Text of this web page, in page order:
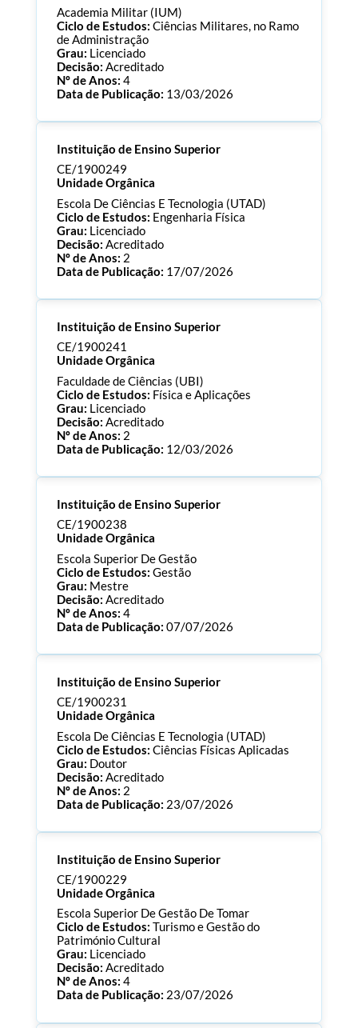
Academia Militar (IUM)
Ciclo de Estudos: Ciências Militares, no Ramo
de Administração
Grau: Licenciado
Decisão: Acreditado
Nº de Anos: 4
Data de Publicação: 13/03/2026
Processo:
CE/1900254
ECTS:180.0
Consultar Documentos
Instituição de Ensino Superior
CE/1900249
Unidade Orgânica
Escola De Ciências E Tecnologia (UTAD)
Ciclo de Estudos: Engenharia Física
Grau: Licenciado
Decisão: Acreditado
Nº de Anos: 2
Data de Publicação: 17/07/2026
Processo:
CE/1900249
ECTS:180.0
Consultar Documentos
Instituição de Ensino Superior
CE/1900241
Unidade Orgânica
Faculdade de Ciências (UBI)
Ciclo de Estudos: Física e Aplicações
Grau: Licenciado
Decisão: Acreditado
Nº de Anos: 2
Data de Publicação: 12/03/2026
Processo:
CE/1900241
ECTS:180.0
Consultar Documentos
Instituição de Ensino Superior
CE/1900238
Unidade Orgânica
Escola Superior De Gestão
Ciclo de Estudos: Gestão
Grau: Mestre
Decisão: Acreditado
Nº de Anos: 4
Data de Publicação: 07/07/2026
Processo:
CE/1900238
ECTS:120.0
Consultar Documentos
Instituição de Ensino Superior
CE/1900231
Unidade Orgânica
Escola De Ciências E Tecnologia (UTAD)
Ciclo de Estudos: Ciências Físicas Aplicadas
Grau: Doutor
Decisão: Acreditado
Nº de Anos: 2
Data de Publicação: 23/07/2026
ECTS:180.0
Consultar Documentos
Instituição de Ensino Superior
CE/1900229
Unidade Orgânica
Escola Superior De Gestão De Tomar
Ciclo de Estudos: Turismo e Gestão do
Património Cultural
Grau: Licenciado
Decisão: Acreditado
Nº de Anos: 4
Data de Publicação: 23/07/2026